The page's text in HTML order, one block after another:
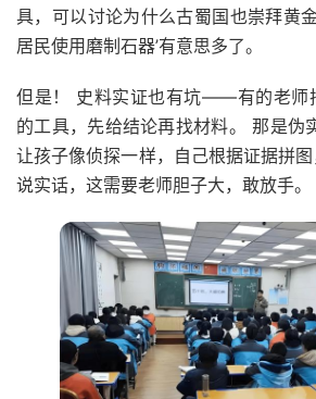
具，可以讨论为什么古蜀国也崇拜黄
居民使用磨制石器’有意思多了。
但是！ 史料实证也有坑——有的老师
的工具，先给结论再找材料。 那是伪
让孩子像侦探一样，自己根据证据拼图
说实话，这需要老师胆子大，敢放手。